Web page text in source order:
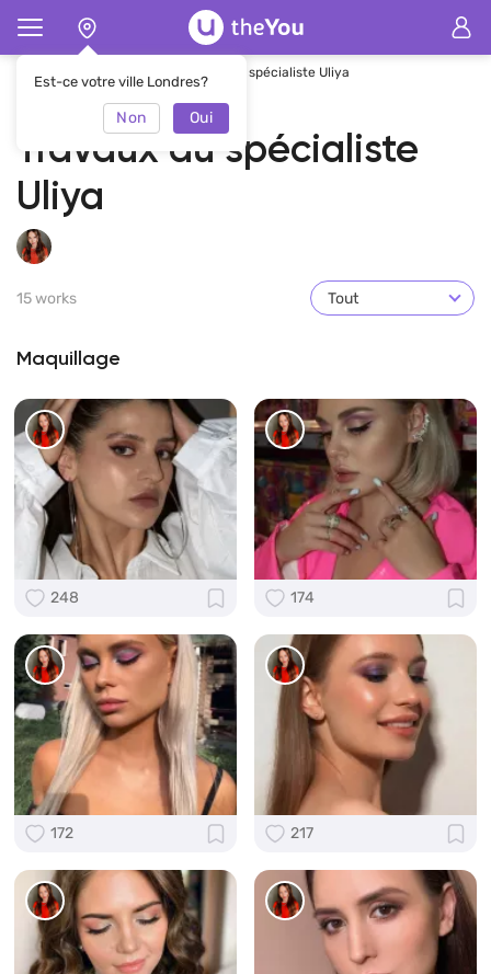
Est-ce votre ville Londres?
Non Oui
Page d'accueil Uliya Travaux du spécialiste Uliya
Travaux du spécialiste
Uliya
15 works Tout
Maquillage
248 174
172 217